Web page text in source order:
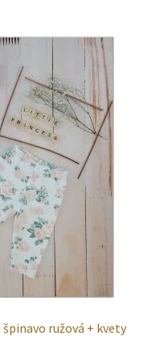
ružová + kvety